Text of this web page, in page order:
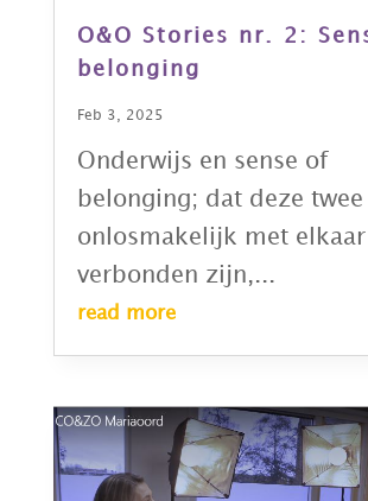
O&O Stories nr. 2:
belonging
Feb 3, 2025
Onderwijs en sense of
belonging; dat deze twee
onlosmakelijk met elkaar
verbonden zijn,...
read more